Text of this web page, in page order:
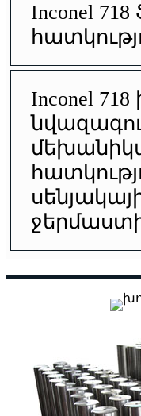
Inconel
Inconel